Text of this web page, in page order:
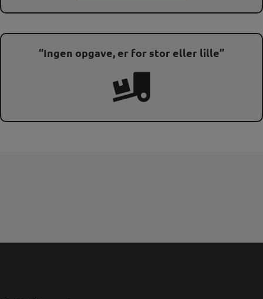
“Ingen opgave, er for stor eller lille”